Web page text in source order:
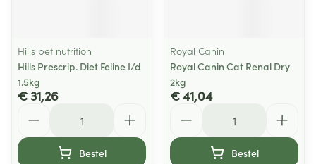
Hills pet nutrition
Hills Prescrip. Diet Feline I/d
1.5kg
€ 31,26
Bestel
Royal Canin
Royal Canin Cat Renal Dry
2kg
€ 41,04
Bestel